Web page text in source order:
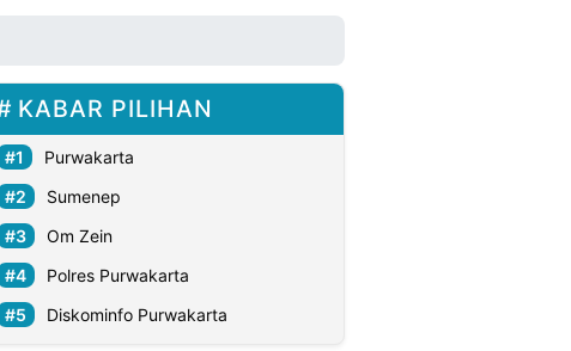
KABAR PILIHAN
Purwakarta
Sumenep
Om Zein
Polres Purwakarta
Diskominfo Purwakarta